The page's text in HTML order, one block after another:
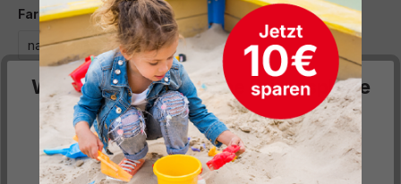
Farbeauswählen
naturbelassen rot
Montageservice dazubuchen
10% Montagekosten (+149,60 €)**
Wir respektieren deine Privatsphäre
Diese Website verwendet Cookies, um Ihnen die
bestmögliche Funktionalität bieten zu können... Mehr
Informationen.